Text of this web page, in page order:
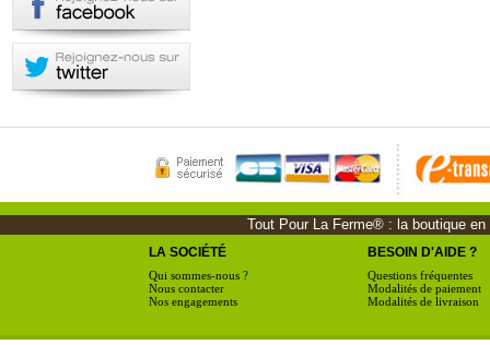
Tout Pour La Ferme® : la boutique
LA SOCIÉTÉ
Qui sommes-nous ?
Nous contacter
Nos engagements
BESOIN D'AIDE ?
Questions fréquentes
Modalités de paiement
Modalités de livraison